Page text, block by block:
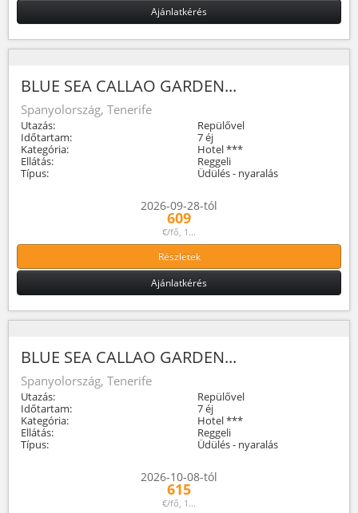
Ajánlatkérés
BLUE SEA CALLAO GARDEN...
Spanyolország, Tenerife
Utazás:
Repülővel
Időtartam:
7 éj
Kategória:
Hotel ***
Ellátás:
Reggeli
Típus:
Üdülés - nyaralás
2026-09-28-tól
609
€/fő, 1...
Részletek
Ajánlatkérés
BLUE SEA CALLAO GARDEN...
Spanyolország, Tenerife
Utazás:
Repülővel
Időtartam:
7 éj
Kategória:
Hotel ***
Ellátás:
Reggeli
Típus:
Üdülés - nyaralás
2026-10-08-tól
615
€/fő, 1...